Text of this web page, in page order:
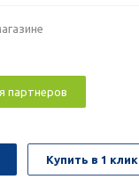
партнеров
Купить в 1 клик